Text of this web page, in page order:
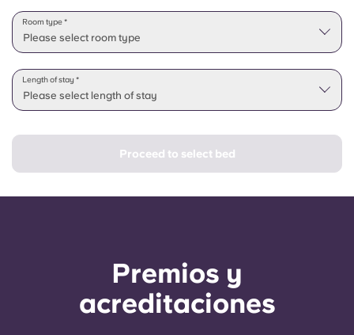
Please select room type
Room type *
Please select length of stay
Length of stay *
Proceed to select bed
Premios y
acreditaciones